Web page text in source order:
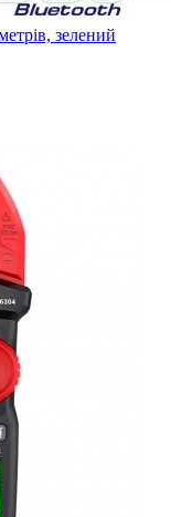
зелений